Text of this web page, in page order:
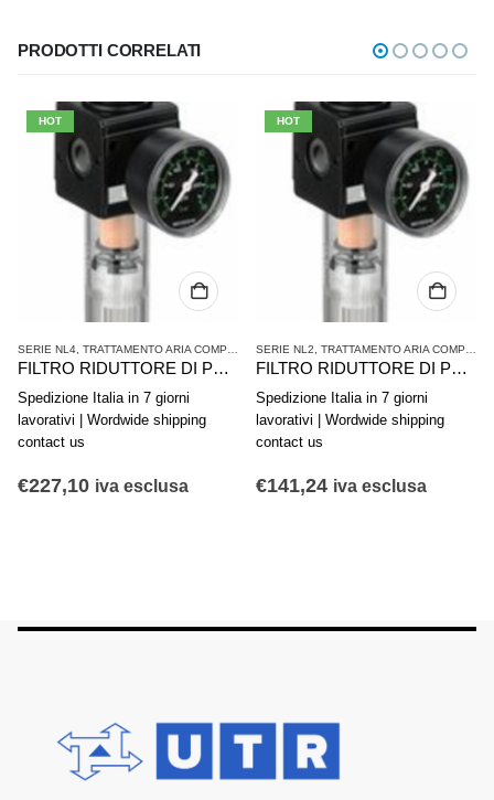
PRODOTTI CORRELATI
HOT
SERIE NL4 TRATTAMENTO ARIA COMPRESSA
FILTRO RIDUTTORE DI PRESSIONE AVENTICS SERIE NL4-FRE 0821300234
Spedizione Italia in 7 giorni
lavorativi | Wordwide shipping
contact us
€227,10 iva esclusa
HOT
SERIE NL2 TRATTAMENTO ARIA COMPRESSA
FILTRO RIDUTTORE DI PRESSIONE AVENTICS SERIE NL2-FRE 0821300335
Spedizione Italia in 7 giorni
lavorativi | Wordwide shipping
contact us
€141,24 iva esclusa